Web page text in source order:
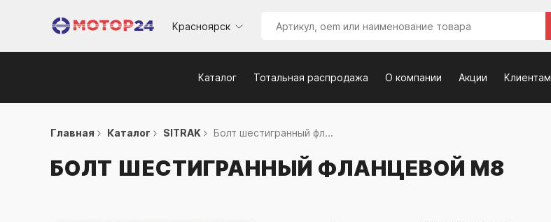
Красноярск
Каталог Тотальная распродажа О компании Акции Клиентам
Главная Каталог SITRAK Болт шестигранный фл...
БОЛТ ШЕСТИГРАННЫЙ ФЛАНЦЕВОЙ M8